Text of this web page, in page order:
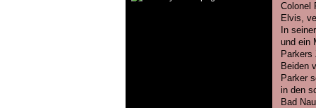
Colonel
Elvis,
In
und ein
Parkers
Beiden
Parker
in den
Bad